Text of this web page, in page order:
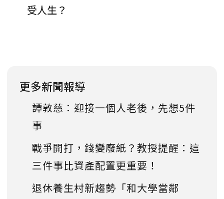
受人生？
更多新聞報導
譚敦慈：迎接一個人老後，先想5件
事
戰爭開打，錢變廢紙？教授提醒：這
三件事比資產配置更重要！
退休養生村新趨勢「和大學當鄰